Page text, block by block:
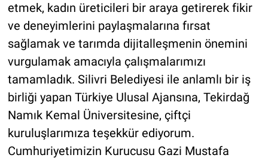
etmek, kadın üreticileri bir araya getirerek fikir
ve deneyimlerini paylaşmalarına fırsat
sağlamak ve tarımda dijitalleşmenin önemini
vurgulamak amacıyla çalışmalarımızı
tamamladık. Silivri Belediyesi ile anlamlı bir iş
birliği yapan Türkiye Ulusal Ajansına, Tekirdağ
Namık Kemal Üniversitesine, çiftçi
kuruluşlarımıza teşekkür ediyorum.
Cumhuriyetimizin Kurucusu Gazi Mustafa